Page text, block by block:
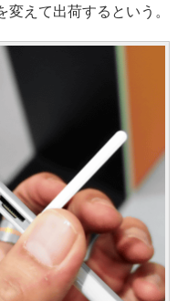
えて出荷するという。